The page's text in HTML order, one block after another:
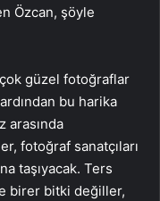
Özcan, şöyle
güzel fotoğraflar
bu harika
arasında
fotoğraf sanatçıları
taşıyacak. Ters
birer bitki değiller,